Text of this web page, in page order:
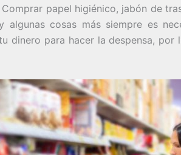
papel higiénico, jabón de
algunas cosas más siempre es
dinero para hacer la despensa,